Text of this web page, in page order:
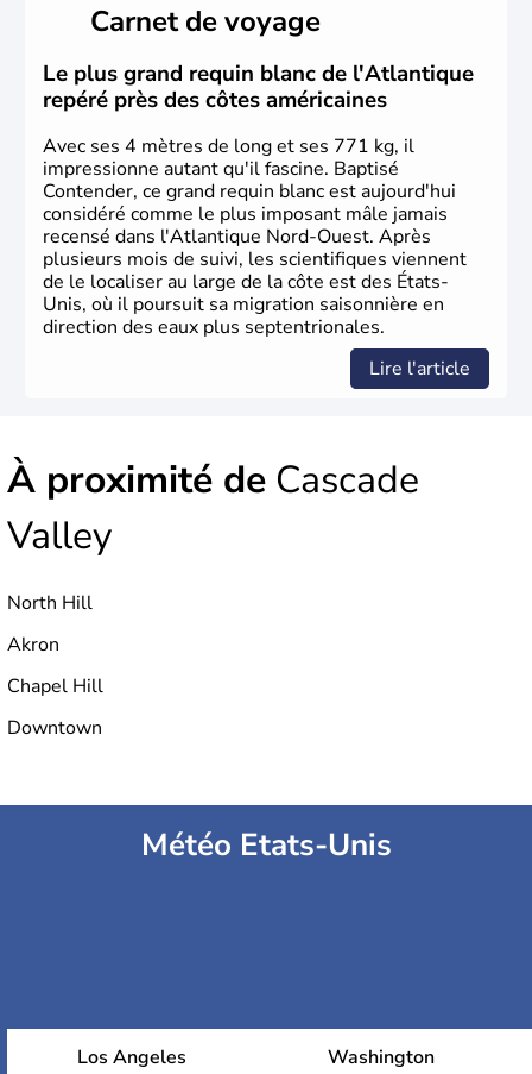
Plusieurs populations se sont succédées avant l'arrivée
des européens, suite à la découverte du continent par
Christophe Colomb en 1492. Les 13 colonies
britanniques proclament la Déclaration d'indépendance
en 1776 et adoptent leur première constitution en 1787.
La conquête de l'Ouest marque ensuite l'entrée dans une
phase de développement intense.
Carnet de voyage
Le plus grand requin blanc de l'Atlantique
repéré près des côtes américaines
Avec ses 4 mètres de long et ses 771 kg, il
impressionne autant qu'il fascine. Baptisé
Contender, ce grand requin blanc est aujourd'hui
considéré comme le plus imposant mâle jamais
recensé dans l'Atlantique Nord-Ouest. Après
plusieurs mois de suivi, les scientifiques viennent
de le localiser au large de la côte est des États-
Unis, où il poursuit sa migration saisonnière en
direction des eaux plus septentrionales.
Lire l'article
À proximité de Cascade
Valley
North Hill
Akron
Chapel Hill
Downtown
Météo Etats-Unis
Los Angeles Washington